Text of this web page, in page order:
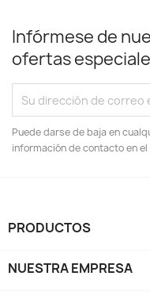
Infórmese de
ofertas
Puede darse de baja en
información de contacto en el
PRODUCTOS
NUESTRA EMPRESA